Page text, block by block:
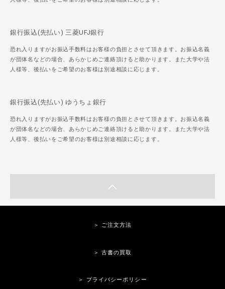
銀行振込(先払い) 三菱UFJ銀行
恐れ入りますがお振込手数料はお客様の負担とさせて頂きます。お振込名義
が団体名などの場合、あらかじめご連絡頂けると助かります。また大学や法
人様等、後払いをご希望のお客様は別途相談に応じます。
銀行振込(先払い) ゆうちょ銀行
恐れ入りますがお振込手数料はお客様の負担とさせて頂きます。お振込名義
が団体名などの場合、あらかじめご連絡頂けると助かります。また大学や法
人様等、後払いをご希望のお客様は別途相談に応じます。
＞ ご注文方法
＞ 古書の買取
＞ プライバシーポリシー